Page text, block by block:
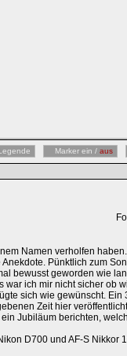
Marker ein / aus
Namen verholfen
Pünktlich zum
bewusst geworden wie
war ich mir nicht sicher ob
sich wie gewünscht.
Zeit hier
Jubiläum berichten,
D700 und AF-S Nikkor